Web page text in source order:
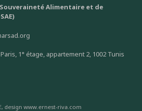
Alimentaire et de
1° étage, appartement 2, 1002 Tunis
design www.ernest-riva.com